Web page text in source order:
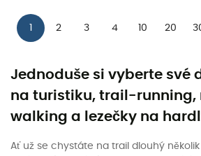
2 3 4 10 20
Jednoduše si vyberte své
na turistiku, trail-running,
walking a lezečky na
Ať už se chystáte na trail dlouhý